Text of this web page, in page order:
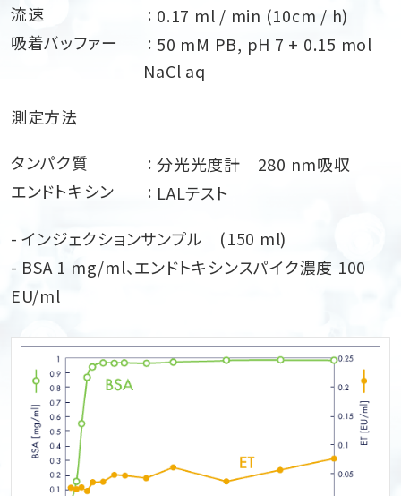
流速
0.17 ml / min (10cm / h)
吸着バッファー
50 mM PB, pH 7 + 0.15 mol
NaCl aq
測定方法
タンパク質
分光光度計 280 nm吸収
エンドトキシン
LALテスト
- インジェクションサンプル (150 ml)
- BSA 1 mg/ml、エンドトキシンスパイク濃度 100
EU/ml